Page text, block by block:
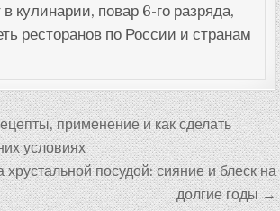
в кулинарии, повар 6-го разряда,
ресторанов по России и странам
применение и как сделать
условиях
хрустальной посудой: сияние и блеск на
долгие годы →